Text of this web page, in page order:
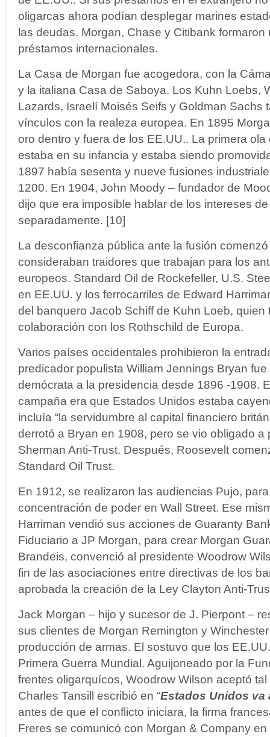
oligarcas ahora podían desplegar marines
las deudas. Morgan, Chase y Citibank
préstamos internacionales.
La Casa de Morgan fue acogedora, con la
y la italiana Casa de Saboya. Los Kuhn Loebs,
Lazards, Israelí Moisés Seifs y Goldman Sachs
vínculos con la realeza europea. En 1895
oro dentro y fuera de los EE.UU.. La primera
estaba en su infancia y estaba siendo
1897 había sesenta y nueve fusiones
1200. En 1904, John Moody – fundador de
dijo que era imposible hablar de los intereses
separadamente. [10]
La desconfianza pública ante la fusión
consideraban traidores que trabajan para los
europeos. Standard Oil de Rockefeller, U.S.
en EE.UU. y los ferrocarriles de Edward
del banquero Jacob Schiff de Kuhn Loeb, quien
colaboración con los Rothschild de Europa.
Varios países occidentales prohibieron la
predicador populista William Jennings Bryan
demócrata a la presidencia desde 1896 -1908.
campaña era que Estados Unidos estaba
incluía “la servidumbre al capital financiero
derrotó a Bryan en 1908, pero se vio obligado a
Sherman Anti-Trust. Después, Roosevelt
Standard Oil Trust.
En 1912, se realizaron las audiencias Pujo,
concentración de poder en Wall Street. Ese
Harriman vendió sus acciones de Guaranty
Fiduciario a JP Morgan, para crear Morgan
Brandeis, convenció al presidente Woodrow
fin de las asociaciones entre directivas de los
aprobada la creación de la Ley Clayton Anti-
Jack Morgan – hijo y sucesor de J. Pierpont –
sus clientes de Morgan Remington y
producción de armas. El sostuvo que los
Primera Guerra Mundial. Aguijoneado por la
frentes oligarquícos, Woodrow Wilson aceptó
Charles Tansill escribió en “Estados Unidos va
antes de que el conflicto iniciara, la firma
Freres se comunicó con Morgan & Company